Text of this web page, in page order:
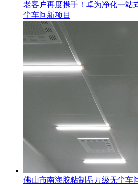
老客户再度携手！卓为净化一站
尘车间新项目
佛山市南海胶粘制品万级无尘车